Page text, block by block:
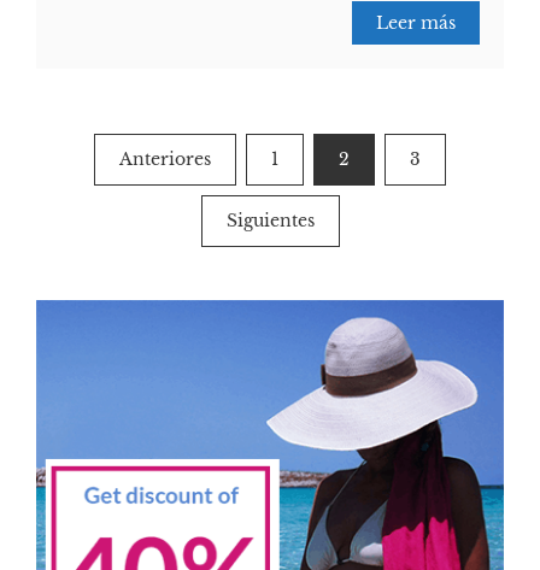
Leer más
Paginación
Anteriores 1 2 3
Siguientes